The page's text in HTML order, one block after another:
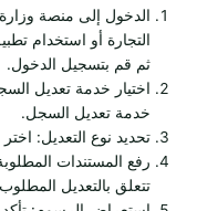
الدخول إلى منصة وزارة
التجارة أو استخدام
ثم قم بتسجيل الدخول.
اختيار خدمة تعديل
خدمة تعديل السجل.
تحديد نوع التعديل:
رفع المستندات
تتعلق بالتعديل